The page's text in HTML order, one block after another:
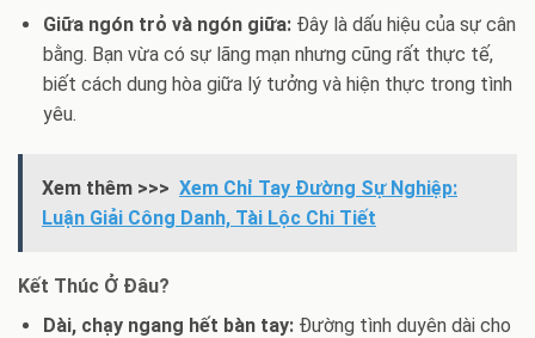
Giữa ngón trỏ và ngón giữa:Đây là dấu hiệu của sự cân
bằng. Bạn vừa có sự lãng mạn nhưng cũng rất thực tế,
biết cách dung hòa giữa lý tưởng và hiện thực trong tình
yêu.
Xem thêm >>> Xem Chỉ Tay Đường Sự Nghiệp:
Luận Giải Công Danh, Tài Lộc Chi Tiết
Kết Thúc Ở Đâu?
Dài, chạy ngang hết bàn tay:Đường tình duyên dài cho